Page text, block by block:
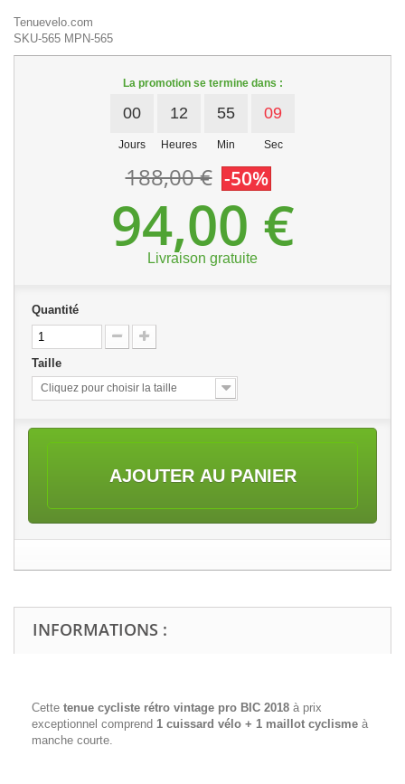
Tenuevelo.com
SKU-565 MPN-565
La promotion se termine dans :
00
Jours
12
Heures
55
Min
09
Sec
188,00 € -50%
94,00 €
Livraison gratuite
Quantité
Taille
Cliquez pour choisir la taille
AJOUTER AU PANIER
INFORMATIONS :
Cette tenue cycliste rétro vintage pro BIC 2018 à prix
exceptionnel comprend 1 cuissard vélo + 1 maillot cyclisme à
manche courte.